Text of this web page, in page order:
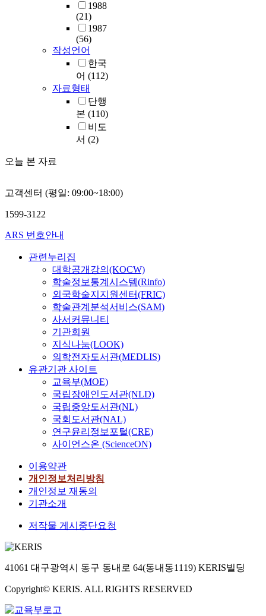
1988
(21)
1987
(56)
작성언어
한국
어 (112)
자료형태
단행
본 (110)
비도
서 (2)
오늘 본 자료
고객센터 (평일: 09:00~18:00)
1599-3122
ARS 번호안내
관련누리집
대학공개강의(KOCW)
학술정보통계시스템(Rinfo)
외국학술지지원센터(FRIC)
학술관계분석서비스(SAM)
사서커뮤니티
기관회원
지식나눔(LOOK)
의학전자도서관(MEDLIS)
유관기관 사이트
교육부(MOE)
국립장애인도서관(NLD)
국립중앙도서관(NL)
국회도서관(NAL)
연구윤리정보포털(CRE)
사이언스온 (ScienceON)
이용약관
개인정보처리방침
개인정보 재동의
기관소개
저작물 게시중단요청
41061 대구광역시 동구 동내로 64(동내동1119) KERIS빌딩
Copyright© KERIS. ALL RIGHTS RESERVED